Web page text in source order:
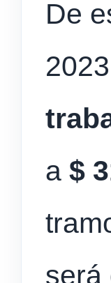
De
2023
a $
será